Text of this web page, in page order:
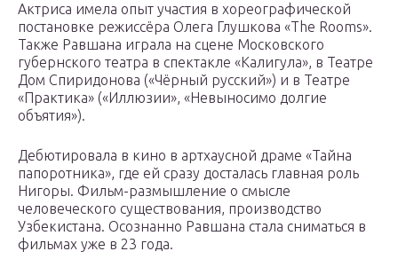
Актриса имела опыт участия в хореографической
постановке режиссёра Олега Глушкова «The Rooms».
Также Равшана играла на сцене Московского
губернского театра в спектакле «Калигула», в Театре
Дом Спиридонова («Чёрный русский») и в Театре
«Практика» («Иллюзии», «Невыносимо долгие
объятия»).
Дебютировала в кино в артхаусной драме «Тайна
папоротника», где ей сразу досталась главная роль
Нигоры. Фильм-размышление о смысле
человеческого существования, производство
Узбекистана. Осознанно Равшана стала сниматься в
фильмах уже в 23 года.